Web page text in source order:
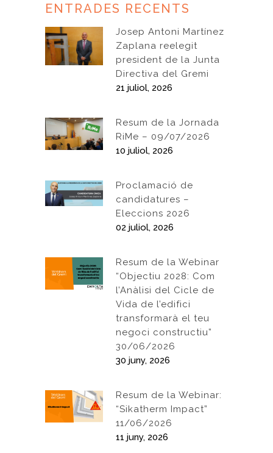
ENTRADES RECENTS
Josep Antoni Martínez
Zaplana reelegit
president de la Junta
Directiva del Gremi
21 juliol, 2026
Resum de la Jornada
RiMe – 09/07/2026
10 juliol, 2026
Proclamació de
candidatures –
Eleccions 2026
02 juliol, 2026
Resum de la Webinar
“Objectiu 2028: Com
l’Anàlisi del Cicle de
Vida de l’edifici
transformarà el teu
negoci constructiu”
30/06/2026
30 juny, 2026
Resum de la Webinar:
“Sikatherm Impact”
11/06/2026
11 juny, 2026